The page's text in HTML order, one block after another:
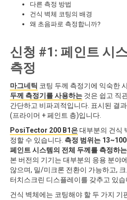
다른 측정 방법
건식 벽체 코팅의 배경
왜 초음파로 측정합니까?
신청 #1: 페인트 시
측정
마그네틱 코팅 두께 측정기에 익숙한
두께 측정기를 사용하는 것은 쉽고 직
간단하고 비파괴적입니다. 표시된 결
(프라이머 + 페인트 층)입니다.
PosiTector 200 B1은대부분의 건식
정할 수 있습니다. 측정 범위는
페인트 시스템의 전체 두께를 측정하
본 버전의 기기는 대부분의 응용 분야
않으며, 밀/미크론 전환이 가능하고,
터치스크린 디스플레이를 갖추고 있습
건식 벽체에는 코팅해야 할 두 가지 기